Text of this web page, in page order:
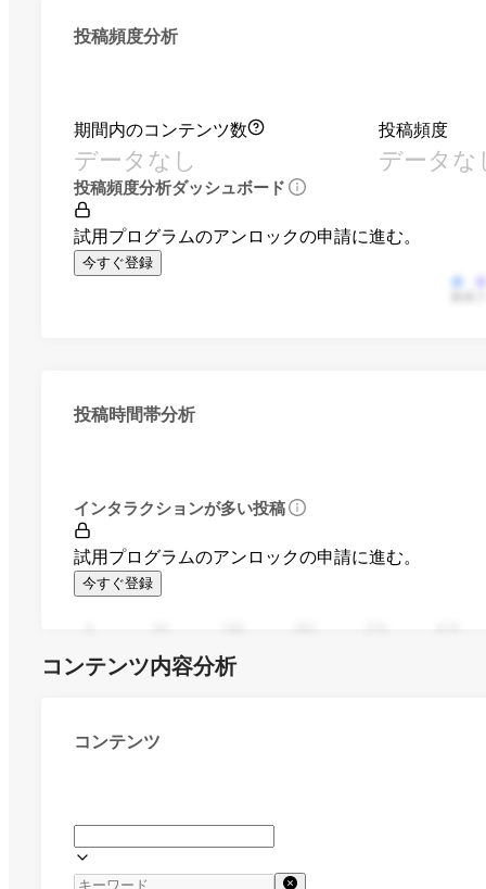
投稿頻度分析
期間内のコンテンツ数
データなし
投稿頻度
データな
投稿頻度分析ダッシュボード
試用プログラムのアンロックの申請に進む。
今すぐ登録
投稿時間帯分析
インタラクションが多い投稿
試用プログラムのアンロックの申請に進む。
今すぐ登録
コンテンツ内容分析
コンテンツ